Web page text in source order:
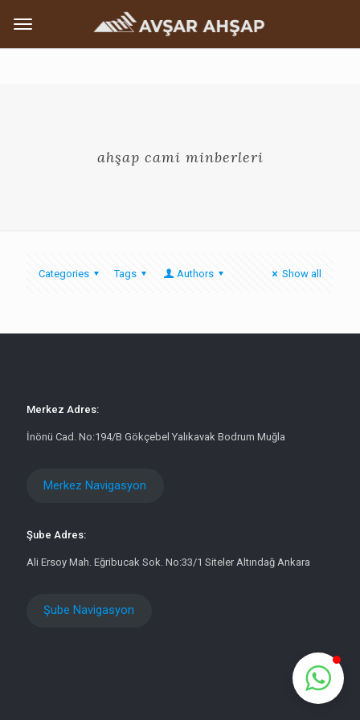
ahşap cami minberleri
Categories Tags Authors Show all
Merkez Adres:
İnönü Cad. No:194/B Gökçebel Yalıkavak Bodrum Muğla
Merkez Navigasyon
Şube Adres:
Ali Ersoy Mah. Eğribucak Sok. No:33/1 Siteler Altındağ Ankara
Şube Navigasyon